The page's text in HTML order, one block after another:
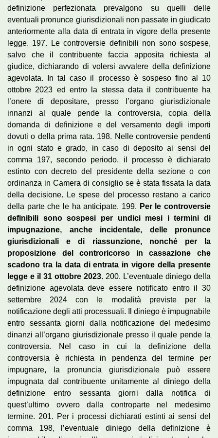
definizione perfezionata prevalgono su quelli delle
eventuali pronunce giurisdizionali non passate in giudicato
anteriormente alla data di entrata in vigore della presente
legge. 197. Le controversie definibili non sono sospese,
salvo che il contribuente faccia apposita richiesta al
giudice, dichiarando di volersi avvalere della definizione
agevolata. In tal caso il processo è sospeso fino al 10
ottobre 2023 ed entro la stessa data il contribuente ha
l’onere di depositare, presso l’organo giurisdizionale
innanzi al quale pende la controversia, copia della
domanda di definizione e del versamento degli importi
dovuti o della prima rata. 198. Nelle controversie pendenti
in ogni stato e grado, in caso di deposito ai sensi del
comma 197, secondo periodo, il processo è dichiarato
estinto con decreto del presidente della sezione o con
ordinanza in Camera di consiglio se è stata fissata la data
della decisione. Le spese del processo restano a carico
della parte che le ha anticipate. 199. Per le controversie
definibili sono sospesi per undici mesi i termini di
impugnazione, anche incidentale, delle pronunce
giurisdizionali e di riassunzione, nonché per la
proposizione del controricorso in cassazione che
scadono tra la data di entrata in vigore della presente
legge e il 31 ottobre 2023. 200. L’eventuale diniego della
definizione agevolata deve essere notificato entro il 30
settembre 2024 con le modalità previste per la
notificazione degli atti processuali. Il diniego è impugnabile
entro sessanta giorni dalla notificazione del medesimo
dinanzi all’organo giurisdizionale presso il quale pende la
controversia. Nel caso in cui la definizione della
controversia è richiesta in pendenza del termine per
impugnare, la pronuncia giurisdizionale può essere
impugnata dal contribuente unitamente al diniego della
definizione entro sessanta giorni dalla notifica di
quest’ultimo ovvero dalla controparte nel medesimo
termine. 201. Per i processi dichiarati estinti ai sensi del
comma 198, l’eventuale diniego della definizione è